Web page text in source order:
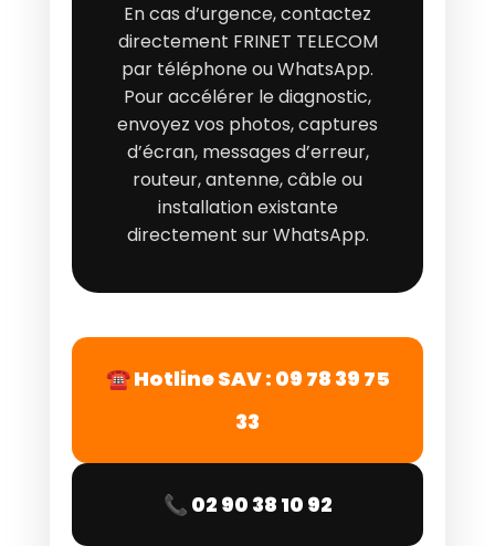
En cas d’urgence, contactez
directement FRINET TELECOM
par téléphone ou WhatsApp.
Pour accélérer le diagnostic,
envoyez vos photos, captures
d’écran, messages d’erreur,
routeur, antenne, câble ou
installation existante
directement sur WhatsApp.
☎ Hotline SAV : 09 78 39 75
33
📞 02 90 38 10 92